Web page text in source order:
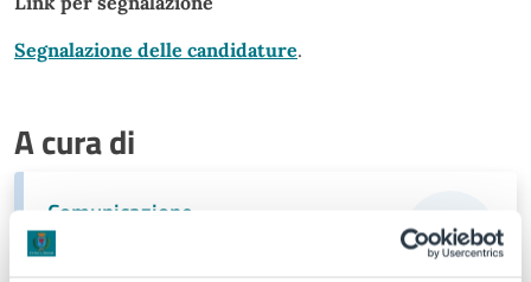
Segnalazione delle candidature.
A cura di
Comunicazione
Via Sant'Antonio 11 - Jesolo (VE), 30016